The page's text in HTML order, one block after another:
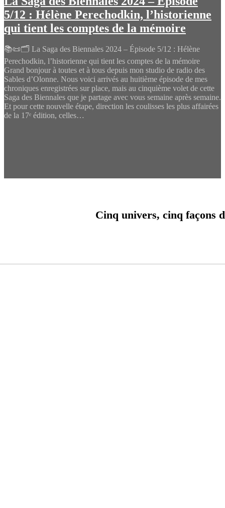
5/12 : Hélène Perechodkin, l’historienne
qui tient les comptes de la mémoire
📚📜🗂️ La Saga des Biennales 2024 – Épisode 5/12 : Hélène
Perechodkin, l’historienne qui tient les comptes de la mémoire
Grand bonjour à toutes et à tous depuis mon studio de radio des
Sables d’Olonne. Nous voici arrivés au huitième épisode de mes
chroniques enregistrées sur place, mais au cinquième volet de cette
Saga des Biennales que je partage avec vous semaine après semaine.
Et pour cette nouvelle étape, direction les coulisses les plus affairées
de la 17ᵉ édition, celles…
Cinq univers, cinq façons